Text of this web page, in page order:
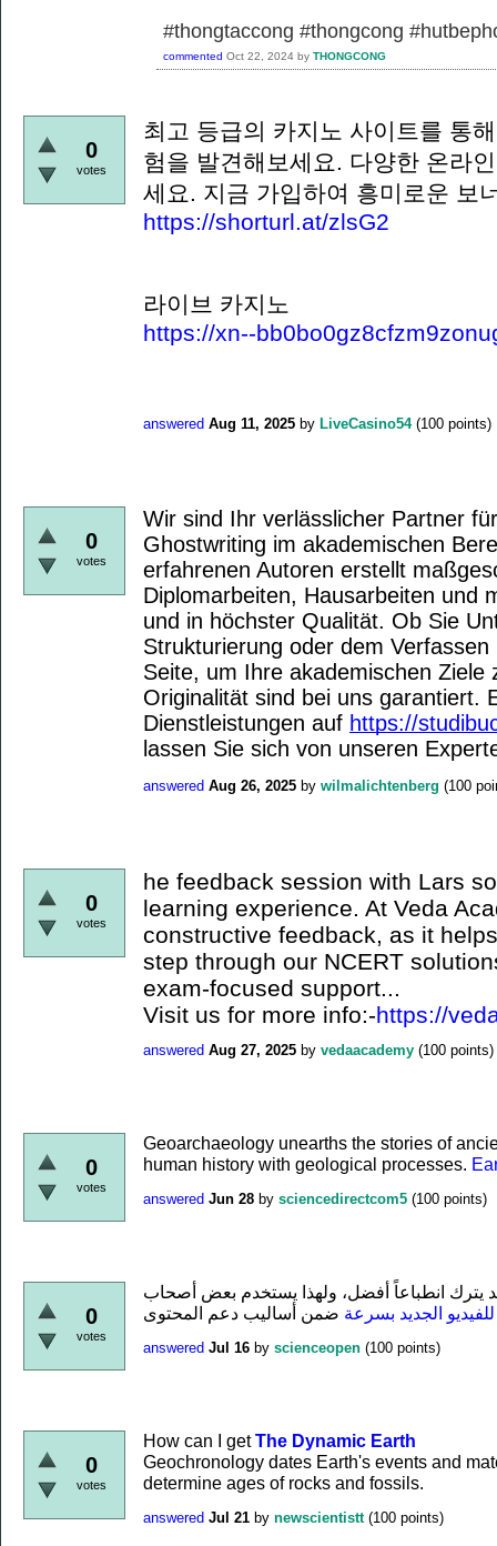
#thongtaccong #thongcong
commented Oct 22, 2024 by THONGCONG
0
votes
최고 등급의 카지노 사이트를 통
험을 발견해보세요. 다양한 온라
세요. 지금 가입하여 흥미로운 보
https://shorturl.at/zlsG2
라이브 카지노
https://xn--
answered Aug 11, 2025 by LiveCasino54 (100 points)
0
votes
Wir sind Ihr verlässlicher Partner
Ghostwriting im akademischen
erfahrenen Autoren erstellt
Diplomarbeiten, Hausarbeiten und
und in höchster Qualität. Ob Sie
Strukturierung oder dem
Seite, um Ihre akademischen Ziele
Originalität sind bei uns garantiert.
Dienstleistungen auf https://
lassen Sie sich von unseren
answered Aug 26, 2025 by wilmalichtenberg (100
0
votes
he feedback session with Lars
learning experience. At Veda
constructive feedback, as it
step through our NCERT
exam-focused support...
Visit us for more info:-https://
answered Aug 27, 2025 by vedaacademy (100 points)
0
votes
Geoarchaeology unearths the stories of
human history with geological processes.
answered Jun 28 by sciencedirectcom5 (100 points)
0
votes
يترك انطباعاً أفضل، ولهذا يستخدم بعض أصحاب
الجديد بسرعة
answered Jul 16 by scienceopen (100 points)
0
votes
How can I getThe Dynamic Earth
Geochronology dates Earth's events and
determine ages of rocks and fossils.
answered Jul 21 by newscientistt (100 points)